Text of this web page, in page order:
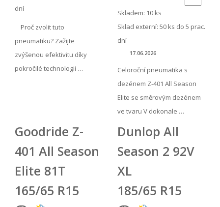
dní
Proč zvolit tuto
pneumatiku? Zažijte
zvýšenou efektivitu díky
pokročilé technologii …
Skladem: 10 ks
Sklad externí: 50 ks do 5 prac.
dní
17.06.2026
Celoroční pneumatika s
dezénem Z-401 All Season
Elite se směrovým dezénem
ve tvaru V dokonale …
Goodride Z-
401 All Season
Elite 81T
165/65 R15
Dunlop All
Season 2 92V
XL
185/65 R15